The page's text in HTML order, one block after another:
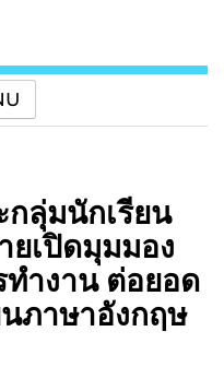
กลุ่มนักเรียน
ยเปิดมุมมอง
ำงาน ต่อยอด
ภาษาอังกฤษ